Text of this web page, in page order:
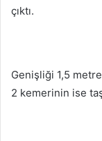
çıktı.
Genişliği 1,5
2 kemerinin ise